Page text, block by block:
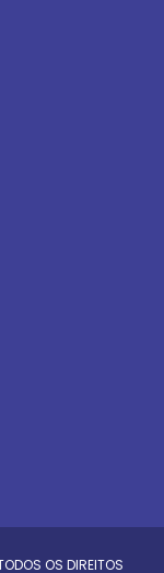
OS DIREITOS